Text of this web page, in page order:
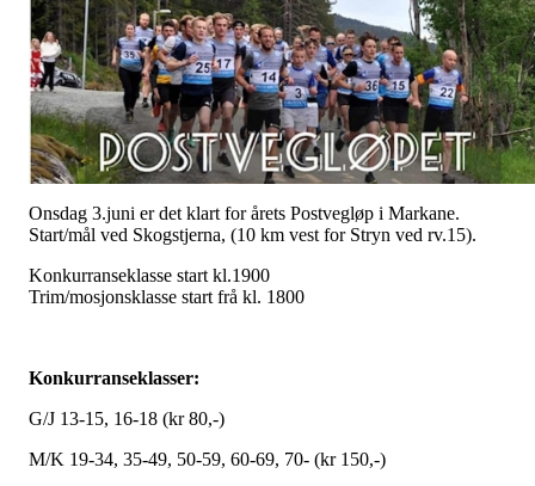
Onsdag 3.juni er det klart for årets Postvegløp i Markane.
Start/mål ved Skogstjerna, (10 km vest for Stryn ved rv.15).
Konkurranseklasse start kl.1900
Trim/mosjonsklasse start frå kl. 1800
Konkurranseklasser:
G/J 13-15, 16-18 (kr 80,-)
M/K 19-34, 35-49, 50-59, 60-69, 70- (kr 150,-)